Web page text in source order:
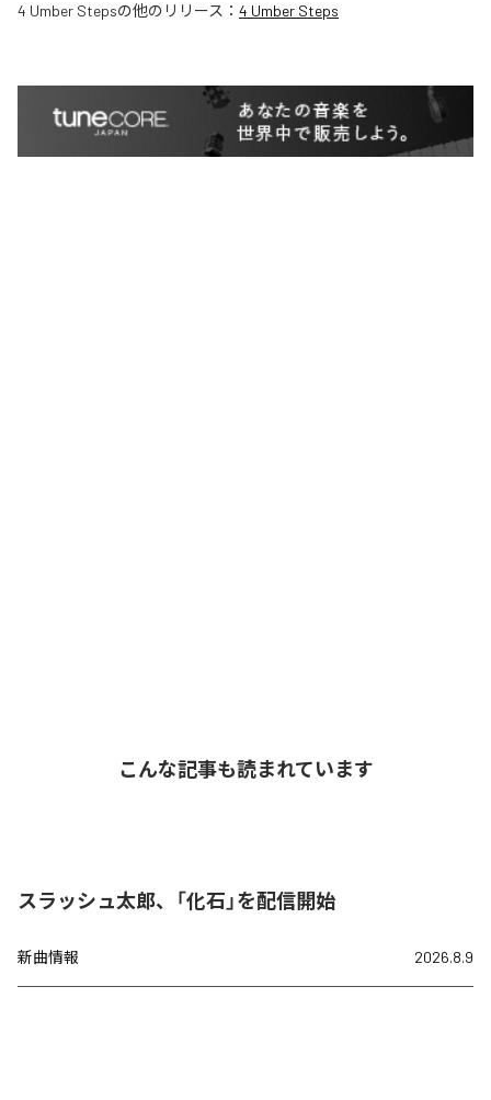
4 Umber Stepsの他のリリース： 4 Umber Steps
こんな記事も読まれています
スラッシュ太郎、「化石」を配信開始
新曲情報 2026.8.9